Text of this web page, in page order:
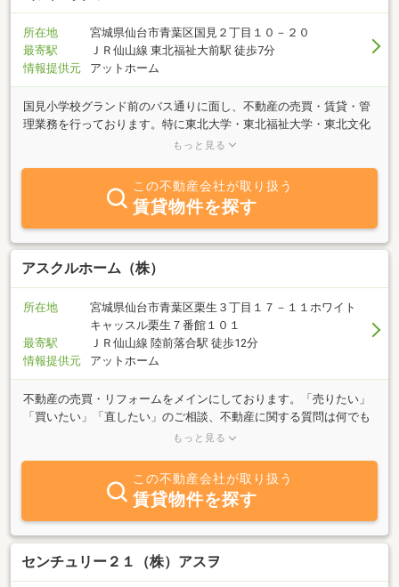
所在地
宮城県仙台市青葉区国見２丁目１０－２０
最寄駅
ＪＲ仙山線 東北福祉大前駅 徒歩7分
情報提供元
アットホーム
国見小学校グランド前のバス通りに面し、不動産の売買・賃貸・管
理業務を行っております。特に東北大学・東北福祉大学・東北文化
学園の学生を対象とした国見地区のアパートを多数取り扱っており
もっと見る
この不動産会社が取り扱う
賃貸物件を探す
アスクルホーム（株）
所在地
宮城県仙台市青葉区栗生３丁目１７－１１ホワイト
キャッスル栗生７番館１０１
最寄駅
ＪＲ仙山線 陸前落合駅 徒歩12分
情報提供元
アットホーム
不動産の売買・リフォームをメインにしております。「売りたい」
「買いたい」「直したい」のご相談、不動産に関する質問は何でも
お気軽にお問合せ下さい。地域密着、豊富な情報力でお客様に併せ
新築一戸建て・中古物件を取扱いさせて頂いております。物件の詳
細は下記ホームページをご覧ください。ｈｔｔｐ：／／ｗｗｗ．ａ
ｓｕｋｕｒｕｈｏｍｅ．ｃｏｍ／不動産は金額の大きな取引です。
お客様それぞれのご思考・諸事情に合わせたご提案をし喜んで頂
く。 「こいつに任せておけば大丈夫だ」 と自信をもってご紹介
頂けるよう、日々努力していきたいと思っています。インターネッ
もっと見る
この不動産会社が取り扱う
賃貸物件を探す
センチュリー２１（株）アスヲ